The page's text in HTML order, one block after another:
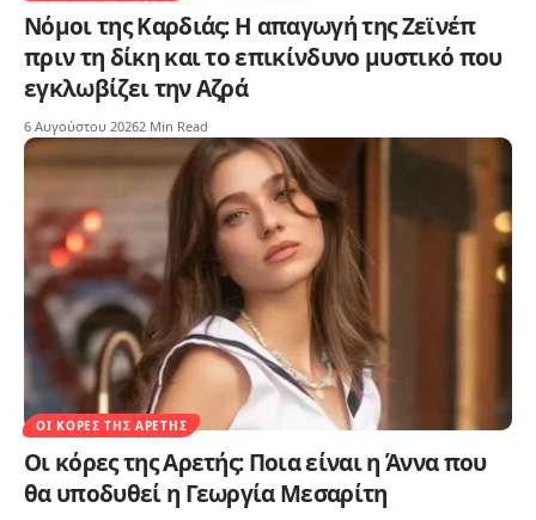
Νόμοι της Καρδιάς: Η απαγωγή της Ζεϊνέπ
πριν τη δίκη και το επικίνδυνο μυστικό που
εγκλωβίζει την Αζρά
6 Αυγούστου 20262 Min Read
ΟΙ ΚΌΡΕΣ ΤΗΣ ΑΡΕΤΉΣ
Οι κόρες της Αρετής: Ποια είναι η Άννα που
θα υποδυθεί η Γεωργία Μεσαρίτη